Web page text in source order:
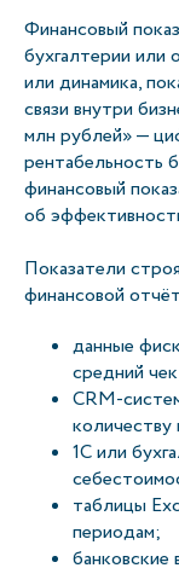
Финансовый
бухгалтерии
или динамика,
связи внутри
млн рублей» —
рентабельность
финансовый
об
Показатели
финансовой
данные
средний
CRM-
1С или
таблицы
периодам;